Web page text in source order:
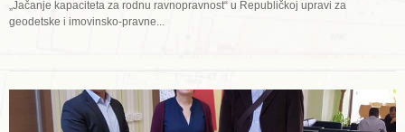
„Jačanje kapaciteta za rodnu ravnopravnost“ u Republičkoj upravi za
geodetske i imovinsko-pravne...